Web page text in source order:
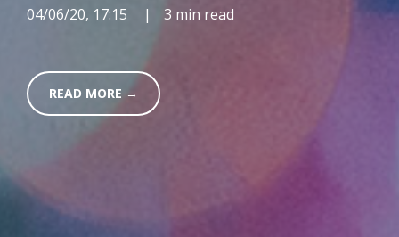
04/06/20, 17:15 | 3 min read
READ MORE →